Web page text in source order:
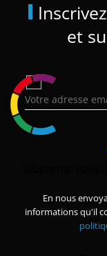
et
En nous
informations qu'il